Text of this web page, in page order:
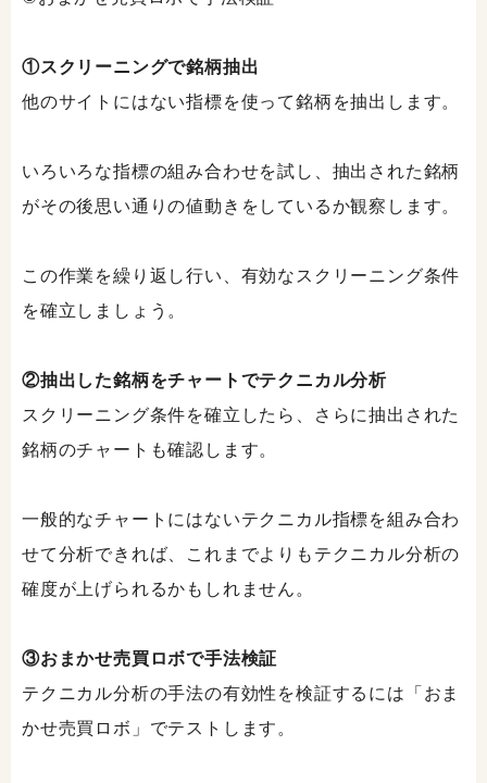
①スクリーニングで銘柄抽出
他のサイトにはない指標を使って銘柄を抽出します。
いろいろな指標の組み合わせを試し、抽出された銘柄
がその後思い通りの値動きをしているか観察します。
この作業を繰り返し行い、有効なスクリーニング条件
を確立しましょう。
②抽出した銘柄をチャートでテクニカル分析
スクリーニング条件を確立したら、さらに抽出された
銘柄のチャートも確認します。
一般的なチャートにはないテクニカル指標を組み合わ
せて分析できれば、これまでよりもテクニカル分析の
確度が上げられるかもしれません。
③おまかせ売買ロボで手法検証
テクニカル分析の手法の有効性を検証するには「おま
かせ売買ロボ」でテストします。